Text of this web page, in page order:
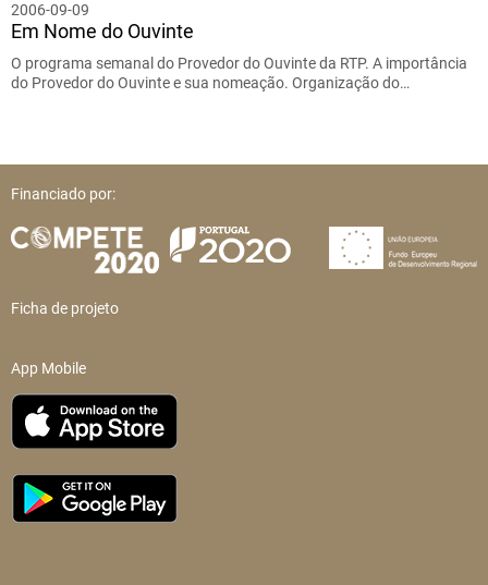
2006-09-09
Em Nome do Ouvinte
O programa semanal do Provedor do Ouvinte da RTP. A importância
do Provedor do Ouvinte e sua nomeação. Organização do…
Financiado por:
Ficha de projeto
App Mobile